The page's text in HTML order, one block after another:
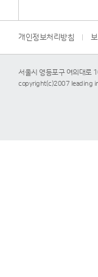
개인정보처리방침
서울시 영등포구 여의대로
copyright(c)2007 leading